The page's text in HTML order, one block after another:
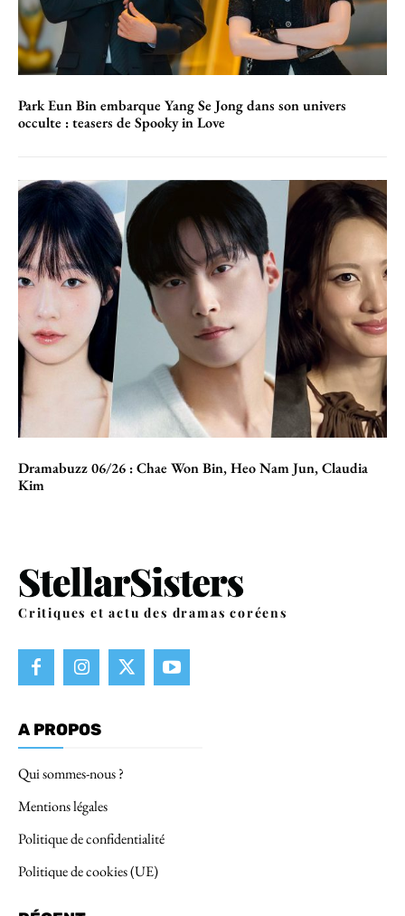
Park Eun Bin embarque Yang Se Jong dans son univers
occulte : teasers de Spooky in Love
Dramabuzz 06/26 : Chae Won Bin, Heo Nam Jun, Claudia
Kim
Critiques et actu des dramas coréens
A PROPOS
Qui sommes-nous ?
Mentions légales
Politique de confidentialité
Politique de cookies (UE)